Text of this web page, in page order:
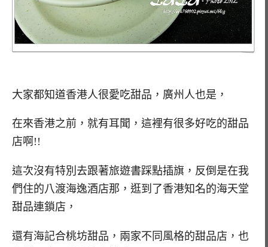
大家都知道香港人很愛吃甜品，廣州人也是，
在來香港之前，就有耳聞，這裡有很多好吃的甜品
店啊!!
這次沒有特別去跟著旅遊書踩點插旗，反倒是在我
們住的八渡海逸酒店那，逛到了香港知名的海天堂
甜品連鎖店，
還有海記合桃坊甜品，兩家不同風格的甜品店，也